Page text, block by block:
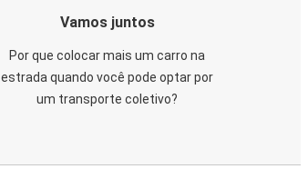
Vamos juntos
Por que colocar mais um carro na
estrada quando você pode optar por
um transporte coletivo?